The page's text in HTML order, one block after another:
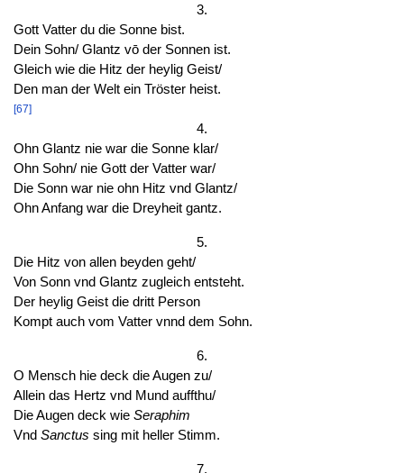
3.
Gott Vatter du die Sonne bist.
Dein Sohn/ Glantz vō der Sonnen ist.
Gleich wie die Hitz der heylig Geist/
Den man der Welt ein Tröster heist.
[67]
4.
Ohn Glantz nie war die Sonne klar/
Ohn Sohn/ nie Gott der Vatter war/
Die Sonn war nie ohn Hitz vnd Glantz/
Ohn Anfang war die Dreyheit gantz.
5.
Die Hitz von allen beyden geht/
Von Sonn vnd Glantz zugleich entsteht.
Der heylig Geist die dritt Person
Kompt auch vom Vatter vnnd dem Sohn.
6.
O Mensch hie deck die Augen zu/
Allein das Hertz vnd Mund auffthu/
Die Augen deck wie Seraphim
Vnd Sanctus sing mit heller Stimm.
7.